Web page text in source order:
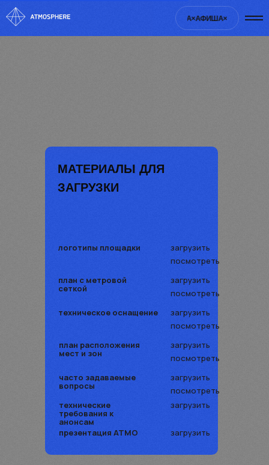
АФИША×АФИША× АФИША×
логотипы площадки
посмотреть
загрузить
посмотреть
загрузить
план с метровой
сеткой
посмотреть
загрузить
техническое оснащение
посмотреть
посмотреть
загрузить
план расположения
мест и зон
МАТЕРИАЛЫ ДЛЯ
ЗАГРУЗКИ
часто задаваемые
вопросы
загрузить
технические
требования к
анонсам
загрузить
презентация АТМО загрузить